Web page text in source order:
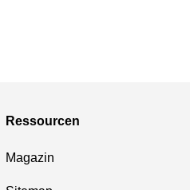
Ressourcen
Magazin